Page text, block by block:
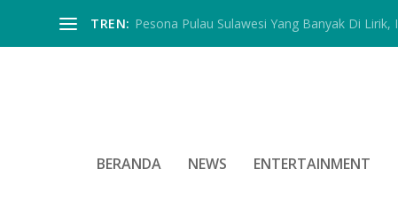
TREN: Pesona Pulau Sulawesi Yang Banyak Di Lirik,
BERANDA NEWS ENTERTAINMENT